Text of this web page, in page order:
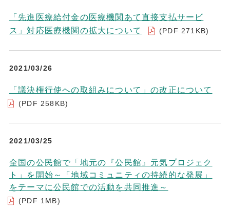
「先進医療給付金の医療機関あて直接支払サービ
ス」対応医療機関の拡大について
(PDF 271KB)
2021/03/26
「議決権行使への取組みについて」の改正について
(PDF 258KB)
2021/03/25
全国の公民館で「地元の『公民館』元気プロジェク
ト」を開始～「地域コミュニティの持続的な発展」
をテーマに公民館での活動を共同推進～
(PDF 1MB)